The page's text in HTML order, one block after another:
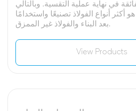
في نهاية عملية التقسية. وبالتالي
أكثر أنواع الفولاذ تصنيعًا واستخدامًا
بعد البناء والفولاذ غير الممزق.
View Products